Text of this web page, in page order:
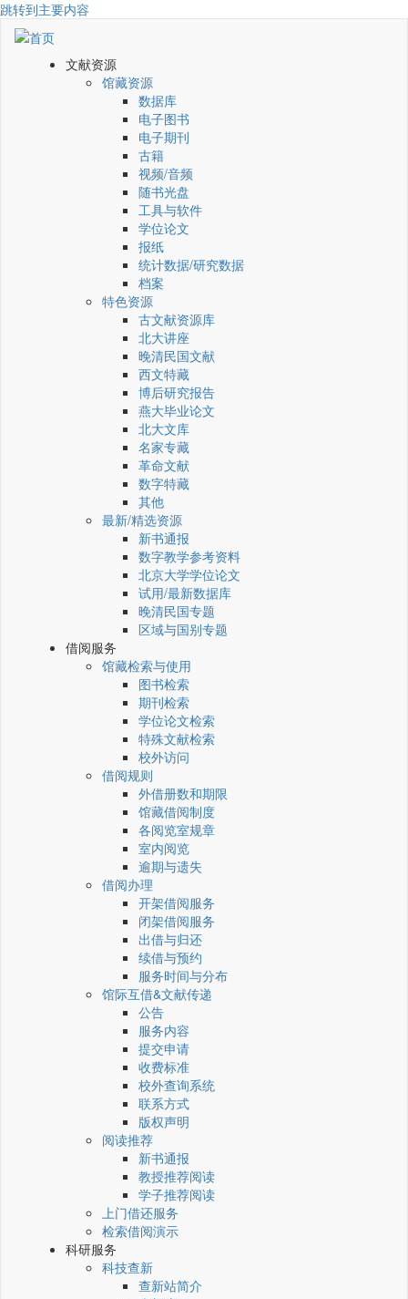
跳转到主要内容
文献资源
馆藏资源
数据库
电子图书
电子期刊
古籍
视频/音频
随书光盘
工具与软件
学位论文
报纸
统计数据/研究数据
档案
特色资源
古文献资源库
北大讲座
晚清民国文献
西文特藏
博后研究报告
燕大毕业论文
北大文库
名家专藏
革命文献
数字特藏
其他
最新/精选资源
新书通报
数字教学参考资料
北京大学学位论文
试用/最新数据库
晚清民国专题
区域与国别专题
借阅服务
馆藏检索与使用
图书检索
期刊检索
学位论文检索
特殊文献检索
校外访问
借阅规则
外借册数和期限
馆藏借阅制度
各阅览室规章
室内阅览
逾期与遗失
借阅办理
开架借阅服务
闭架借阅服务
出借与归还
续借与预约
服务时间与分布
馆际互借&文献传递
公告
服务内容
提交申请
收费标准
校外查询系统
联系方式
版权声明
阅读推荐
新书通报
教授推荐阅读
学子推荐阅读
上门借还服务
检索借阅演示
科研服务
科技查新
查新站简介